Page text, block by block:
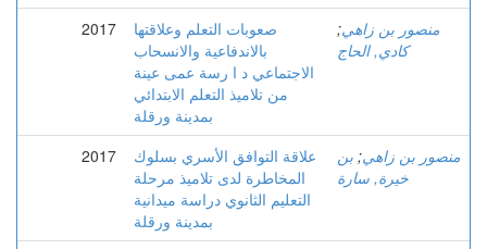
2017
صعوبات التعلم وعلاقتها
بالاندفاعية والانسحاب
الاجتماعي د ا رسة عمى عينة
من تلاميذ التعلم الابتدائي
بمدينة ورقلة
منصور بن زاهي;
كادي, الحاج
2017
علاقة التوافق الأسري بسلوك
المخاطرة لدى تلاميذ مرحلة
التعليم الثانوي دراسة ميدانية
بمدينة ورقلة
منصور بن زاهي; بن
خيرة, سارة